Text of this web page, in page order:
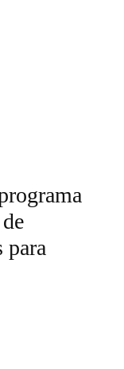
para